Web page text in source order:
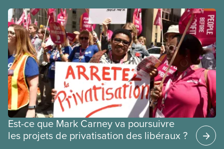
Est-ce que Mark Carney va poursuivre
les projets de privatisation des libéraux ?